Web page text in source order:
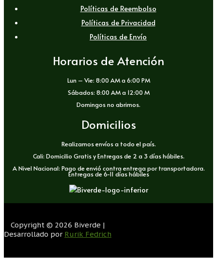
Políticas de Reembolso
Políticas de Privacidad
Políticas de Envío
Horarios de Atención
Lun – Vie: 8:00 AM a 6:00 PM
Sábados: 8:00 AM a 12:00 M
Domingos no abrimos.
Domicilios
Realizamos envíos a todo el país.
Cali: Domicilio Gratis y Entregas de 2 a 3 días hábiles.
A Nivel Nacional: Pago de envió contra entrega por transportadora.
Entregas de 6-11 días hábiles
Copyright © 2026 Biverde |
Desarrollado por Rurik Fedrich